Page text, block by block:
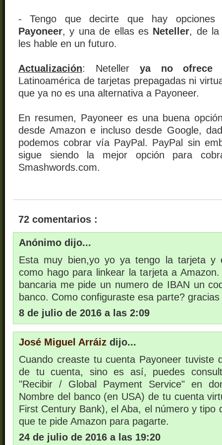
- Tengo que decirte que hay opciones
Payoneer, y una de ellas es Neteller, de la
les hable en un futuro.
Actualización: Neteller ya no ofrece
Latinoamérica de tarjetas prepagadas ni
que ya no es una alternativa a Payoneer.
En resumen, Payoneer es una buena
desde Amazon e incluso desde Google,
podemos cobrar vía PayPal. PayPal sin
sigue siendo la mejor opción para
Smashwords.com.
72 comentarios :
Anónimo dijo...
Esta muy bien,yo yo ya tengo la tarjeta y
como hago para linkear la tarjeta a
bancaria me pide un numero de IBAN un
banco. Como configuraste esa parte? gracias
8 de julio de 2016 a las 2:09
José Miguel Arráiz dijo...
Cuando creaste tu cuenta Payoneer tuviste
de tu cuenta, sino es así, puedes
"Recibir / Global Payment Service" en
Nombre del banco (en USA) de tu cuenta
First Century Bank), el Aba, el número y tipo
que te pide Amazon para pagarte.
24 de julio de 2016 a las 19:20